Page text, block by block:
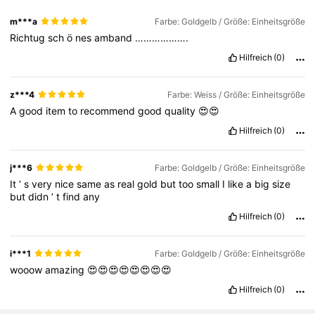
4,87
4,87 25K Follower
m***a Farbe: Goldgelb / Größe: Einheitsgröße
Richtugschö nesamband ……………….
Hilfreich (0)
z***4 Farbe: Weiss / Größe: Einheitsgröße
Agood itemto recommendgoodquality 😍😍
Hilfreich (0)
j***6 Farbe: Goldgelb / Größe: Einheitsgröße
It’svery nicesameas realgold buttoosmall I likea bigsize
butdidn’tfindany
Hilfreich (0)
i***1 Farbe: Goldgelb / Größe: Einheitsgröße
wooowamazing 😍😍😍😍😍😍😍😍
Hilfreich (0)